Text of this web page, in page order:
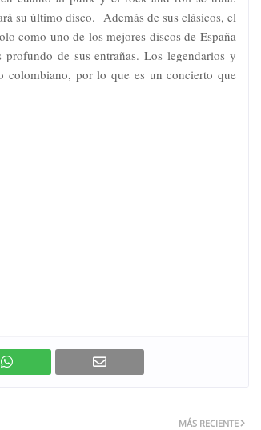
su último disco. Además de sus clásicos, el
como uno de los mejores discos de España
de sus entrañas. Los legendarios y
colombiano, por lo que es un concierto que
MÁS RECIENTE